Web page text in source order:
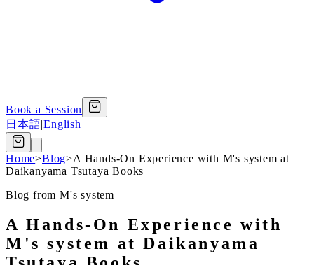
Book a Session
日本語|English
Home>Blog>A Hands-On Experience with M's system at
Daikanyama Tsutaya Books
Blog from M's system
A Hands-On Experience with
M's system at Daikanyama